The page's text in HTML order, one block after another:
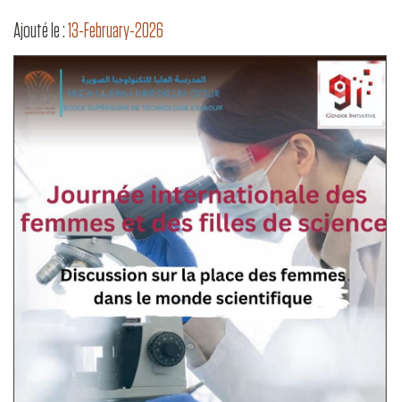
Ajouté le :13-February-2026